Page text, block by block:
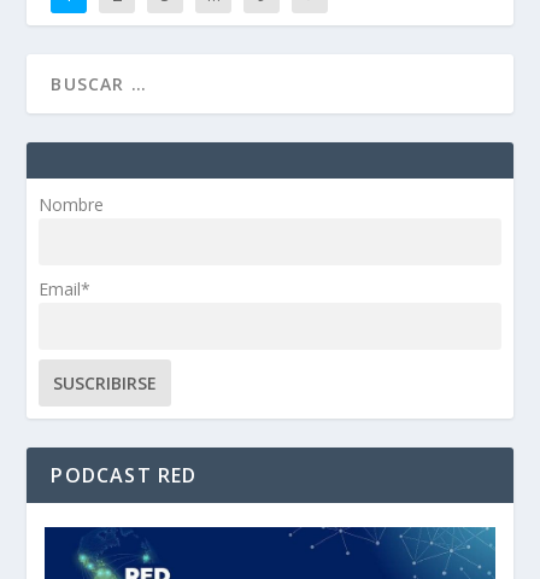
Nombre
Email*
PODCAST RED